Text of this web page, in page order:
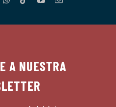
A NUESTRA